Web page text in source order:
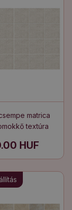
matrica
textúra
HUF